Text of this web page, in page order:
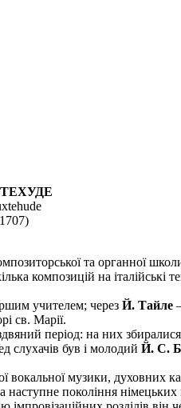
та органної
композицій на італійські
учителем; через Й. Тайле
св. Марії.
період: на них
слухачів був і молодий Й. С.
вокальної музики, духовних
покоління